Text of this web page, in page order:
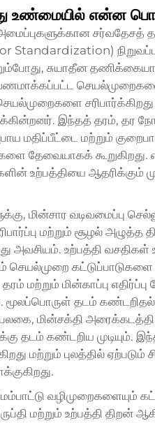
உண்மையில் என்ன
சர்வதேசத்
சுயாதீன
செயல்முறைகளை
இந்தத் தரம், தர
மதிப்பீட்டை மற்றும்
தேவையாகக் கூறுகிறது.
உற்பத்தியை ஆதரிக்கும்
மின்சார வடிவமைப்பு
மற்றும் சூழல் அழுத்த
உற்பத்தி வசதிகள்
செயல்முறை
மற்றும் மின்காப்பு
மூலப்பொருள் தடம்
மின்சக்தி
தடம் கண்டறிய முடியும்.
மற்றும் புலத்தில்
வழிமுறைகளையும்
மற்றும் உற்பத்தி திறன்